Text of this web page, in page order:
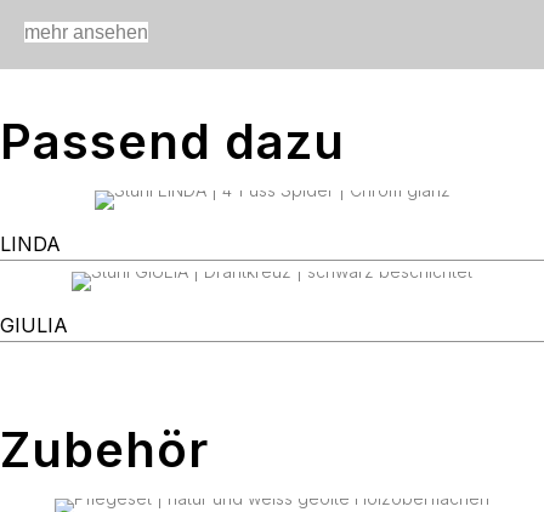
mehr ansehen
Passend dazu
LINDA
GIULIA
Zubehör